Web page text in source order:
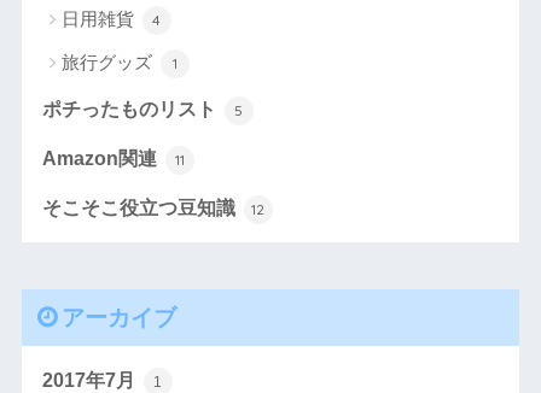
日用雑貨 4
旅行グッズ 1
ポチったものリスト 5
Amazon関連 11
そこそこ役立つ豆知識 12
アーカイブ
2017年7月 1